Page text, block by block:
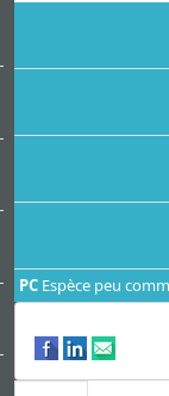
PC Espèce peu